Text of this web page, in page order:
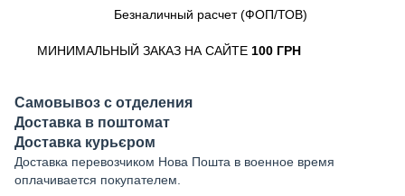
Безналичный расчет (ФОП/ТОВ)
МИНИМАЛЬНЫЙ ЗАКАЗ НА САЙТЕ 100 ГРН
Самовывоз с отделения
Доставка в поштомат
Доставка курьєром
Доставка перевозчиком Нова Пошта в военное время
оплачивается покупателем.